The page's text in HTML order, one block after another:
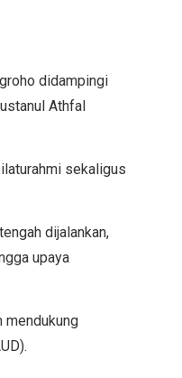
didampingi
Athfal
sekaligus
dijalankan,
upaya
mendukung